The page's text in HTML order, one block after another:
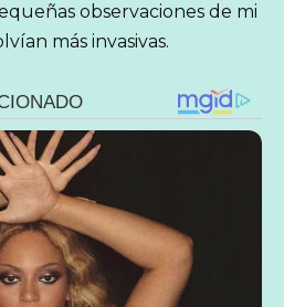
observaciones de mi
más invasivas.